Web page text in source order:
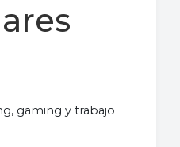
gaming y trabajo